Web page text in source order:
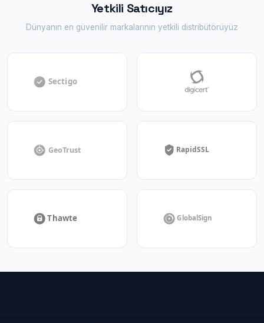
Yetkili Satıcıyız
Dünyanın en güvenilir markalarının yetkili distribütörüyüz